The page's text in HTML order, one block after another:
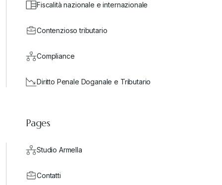
Fiscalità nazionale e internazionale
Contenzioso tributario
Compliance
Diritto Penale Doganale e Tributario
Pages
Studio Armella
Contatti